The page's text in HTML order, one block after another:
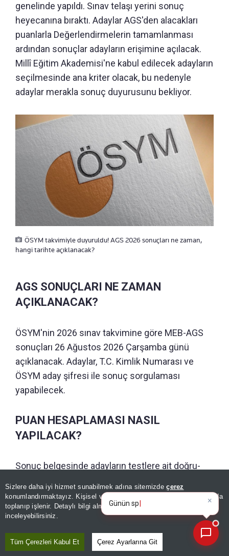
Sizlere daha iyi hizmet sunabilmek adına sitemizdeçerez
konumlandırmaktayız. Kişisel verileriniz, KVKK ve GDPR kapsamında
toplanıp işlenir. Detaylı bilgi almak içinAydınlatma Metnimizi
inceleyebilirsiniz.
Tüm Çerezleri Kabul Et Çerez Ayarlarına Git
genelinde yapıldı. Sınav telaşı yerini sonuç
heyecanına bıraktı. Adaylar AGS'den alacakları
puanlarla Değerlendirmelerin tamamlanması
ardından sonuçlar adayların erişimine açılacak.
Millî Eğitim Akademisi'ne kabul edilecek adayların
seçilmesinde ana kriter olacak, bu nedenyle
adaylar merakla sonuç duyurusunu bekliyor.
ÖSYM takvimiyle duyuruldu! AGS 2026 sonuçları ne zaman,
hangi tarihte açıklanacak?
AGS SONUÇLARI NE ZAMAN
AÇIKLANACAK?
ÖSYM'nin 2026 sınav takvimine göre MEB-AGS
sonuçları 26 Ağustos 2026 Çarşamba günü
açıklanacak. Adaylar, T.C. Kimlik Numarası ve
ÖSYM aday şifresi ile sonuç sorgulaması
yapabilecek.
PUAN HESAPLAMASI NASIL
YAPILACAK?
Sonuç belgesinde adayların testlere ait doğru-
yer alacak. Sonuçların açıklanmasının ardından
ayrıca fiziki belge gönderilmeyecek, tüm işlemler
elektronik ortam üzerinden gerçekleştirilecek.
AGS puanının yüzde 50'si ile ÖABT puanının
×
Günün spor, gündem ve
ekonomi gelişmelerini analiz